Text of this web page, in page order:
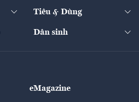
Thị trường
Nông sản
Tiêu & Dùng
Dân sinh
eMagazine